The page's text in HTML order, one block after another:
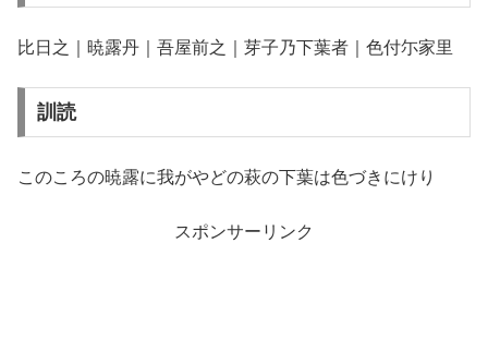
比日之｜暁露丹｜吾屋前之｜芽子乃下葉者｜色付尓家里
訓読
このころの暁露に我がやどの萩の下葉は色づきにけり
スポンサーリンク